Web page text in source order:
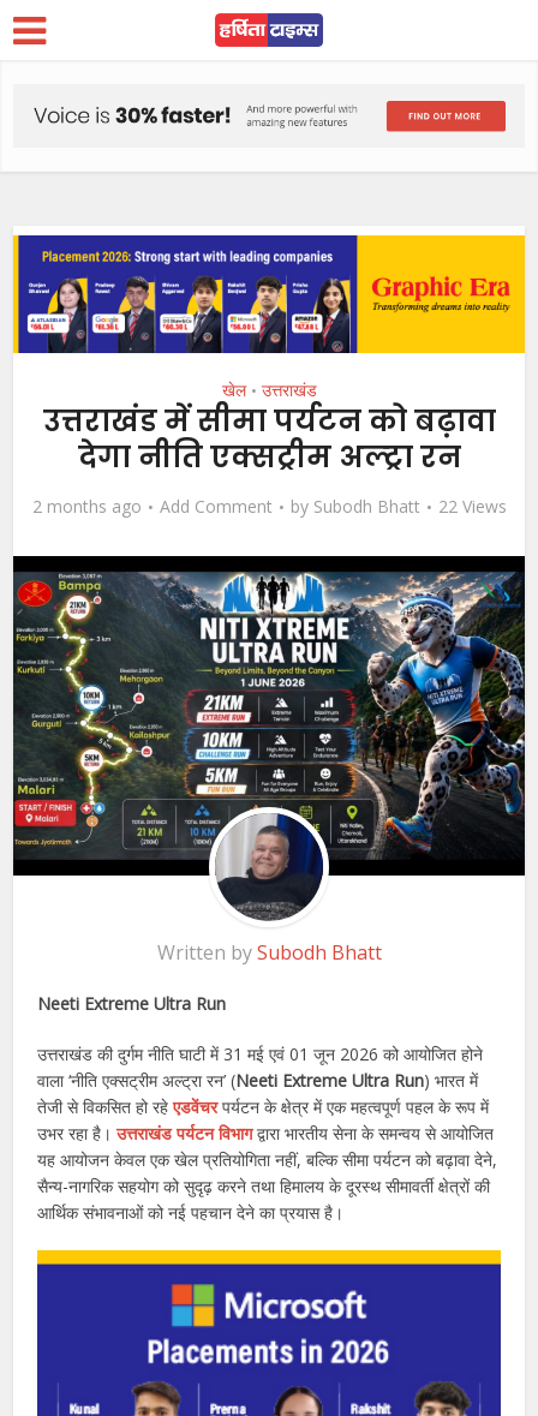
खेल • उत्तराखंड
उत्तराखंड में सीमा पर्यटन को बढ़ावा
देगा नीति एक्सट्रीम अल्ट्रा रन
2 months ago Add Comment by Subodh Bhatt 22 Views
Written bySubodh Bhatt
Neeti Extreme Ultra Run
उत्तराखंड की दुर्गम नीति घाटी में 31 मई एवं 01 जून 2026 को आयोजित होने
वाला ‘नीति एक्सट्रीम अल्ट्रा रन’ (Neeti Extreme Ultra Run) भारत में
तेजी से विकसित हो रहेएडवेंचरपर्यटन के क्षेत्र में एक महत्वपूर्ण पहल के रूप में
उभर रहा है।उत्तराखंड पर्यटन विभागद्वारा भारतीय सेना के समन्वय से आयोजित
यह आयोजन केवल एक खेल प्रतियोगिता नहीं, बल्कि सीमा पर्यटन को बढ़ावा देने,
सैन्य-नागरिक सहयोग को सुदृढ़ करने तथा हिमालय के दूरस्थ सीमावर्ती क्षेत्रों की
आर्थिक संभावनाओं को नई पहचान देने का प्रयास है।